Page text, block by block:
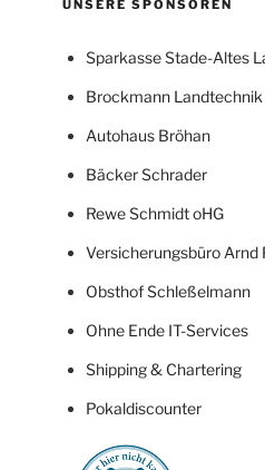
UNSERE SPONSOREN
Sparkasse Stade-Altes
Brockmann Landtechnik
Autohaus Bröhan
Bäcker Schrader
Rewe Schmidt oHG
Versicherungsbüro Arnd
Obsthof Schleßelmann
Ohne Ende IT-Services
Shipping & Chartering
Pokaldiscounter